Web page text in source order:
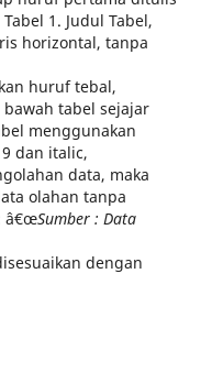
1. Judul Tabel,
horizontal, tanpa
huruf tebal,
tabel sejajar
menggunakan
dan italic,
data, maka
olahan tanpa
â€œSumber : Data
dengan